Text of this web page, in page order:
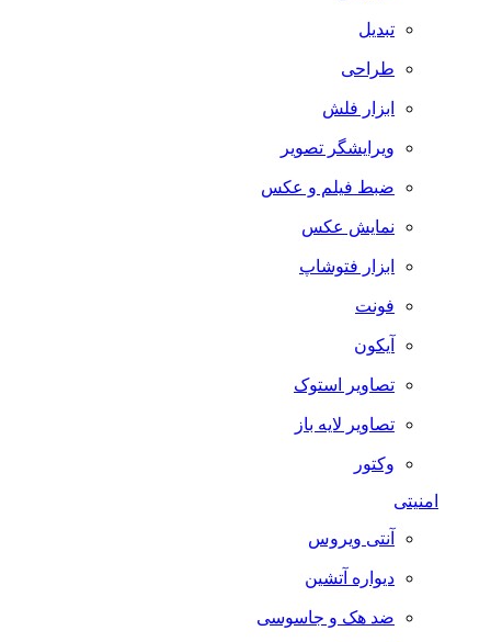
تبدیل
طراحی
ابزار فلش
ویرایشگر تصویر
ضبط فيلم و عكس
نمایش عکس
ابزار فتوشاپ
فونت
آیکون
تصاویر استوک
تصاویر لایه باز
وکتور
امنیتی
آنتی ویروس
دیواره آتشین
ضد هک و جاسوسی